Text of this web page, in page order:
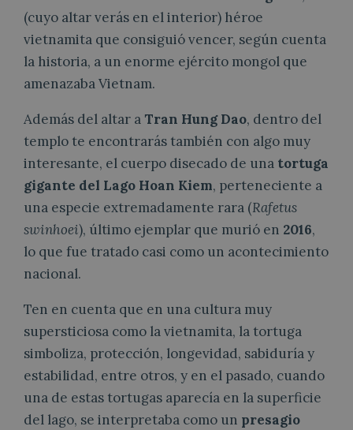
(cuyo altar verás en el interior) héroe
vietnamita que consiguió vencer, según cuenta
la historia, a un enorme ejército mongol que
amenazaba Vietnam.
Además del altar a Tran Hung Dao, dentro del
templo te encontrarás también con algo muy
interesante, el cuerpo disecado de una tortuga
gigante del Lago Hoan Kiem, perteneciente a
una especie extremadamente rara (Rafetus
swinhoei), último ejemplar que murió en 2016,
lo que fue tratado casi como un acontecimiento
nacional.
Ten en cuenta que en una cultura muy
supersticiosa como la vietnamita, la tortuga
simboliza, protección, longevidad, sabiduría y
estabilidad, entre otros, y en el pasado, cuando
una de estas tortugas aparecía en la superficie
del lago, se interpretaba como un presagio